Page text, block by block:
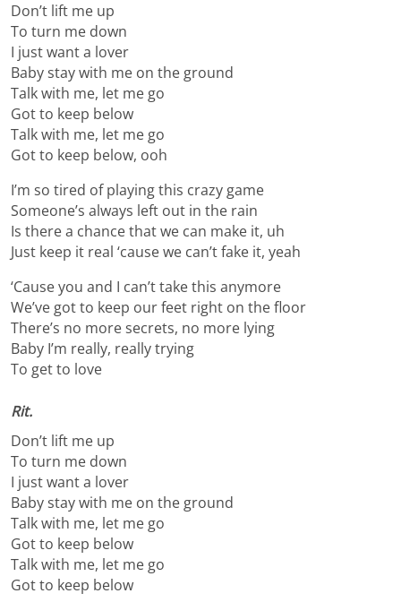
Don’t lift me up
To turn me down
I just want a lover
Baby stay with me on the ground
Talk with me, let me go
Got to keep below
Talk with me, let me go
Got to keep below, ooh
I’m so tired of playing this crazy game
Someone’s always left out in the rain
Is there a chance that we can make it, uh
Just keep it real ‘cause we can’t fake it, yeah
‘Cause you and I can’t take this anymore
We’ve got to keep our feet right on the floor
There’s no more secrets, no more lying
Baby I’m really, really trying
To get to love
Rit.
Don’t lift me up
To turn me down
I just want a lover
Baby stay with me on the ground
Talk with me, let me go
Got to keep below
Talk with me, let me go
Got to keep below